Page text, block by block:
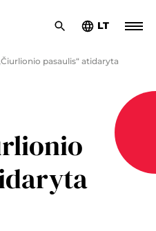
LT
pasaulis“ atidaryta